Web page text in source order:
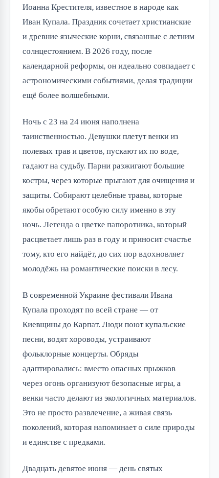
Иоанна Крестителя, известное в народе как
Иван Купала. Праздник сочетает христианские
и древние языческие корни, связанные с летним
солнцестоянием. В 2026 году, после
календарной реформы, он идеально совпадает с
астрономическими событиями, делая традиции
ещё более волшебными.
Ночь с 23 на 24 июня наполнена
таинственностью. Девушки плетут венки из
полевых трав и цветов, пускают их по воде,
гадают на судьбу. Парни разжигают большие
костры, через которые прыгают для очищения и
защиты. Собирают целебные травы, которые
якобы обретают особую силу именно в эту
ночь. Легенда о цветке папоротника, который
расцветает лишь раз в году и приносит счастье
тому, кто его найдёт, до сих пор вдохновляет
молодёжь на романтические поиски в лесу.
В современной Украине фестивали Ивана
Купала проходят по всей стране — от
Киевщины до Карпат. Люди поют купальские
песни, водят хороводы, устраивают
фольклорные концерты. Обряды
адаптировались: вместо опасных прыжков
через огонь организуют безопасные игры, а
венки часто делают из экологичных материалов.
Это не просто развлечение, а живая связь
поколений, которая напоминает о силе природы
и единстве с предками.
Двадцать девятое июня — день святых